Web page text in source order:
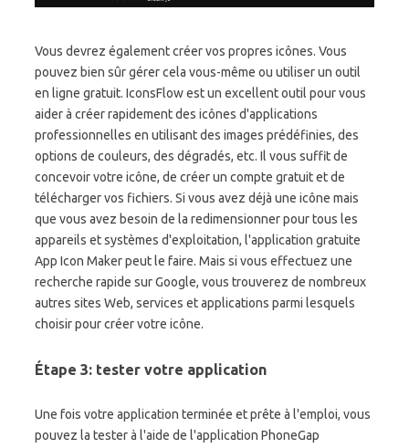
Vous devrez également créer vos propres icônes. Vous
pouvez bien sûr gérer cela vous-même ou utiliser un outil
en ligne gratuit. IconsFlow est un excellent outil pour vous
aider à créer rapidement des icônes d'applications
professionnelles en utilisant des images prédéfinies, des
options de couleurs, des dégradés, etc. Il vous suffit de
concevoir votre icône, de créer un compte gratuit et de
télécharger vos fichiers. Si vous avez déjà une icône mais
que vous avez besoin de la redimensionner pour tous les
appareils et systèmes d'exploitation, l'application gratuite
App Icon Maker peut le faire. Mais si vous effectuez une
recherche rapide sur Google, vous trouverez de nombreux
autres sites Web, services et applications parmi lesquels
choisir pour créer votre icône.
Étape 3: tester votre application
Une fois votre application terminée et prête à l'emploi, vous
pouvez la tester à l'aide de l'application PhoneGap